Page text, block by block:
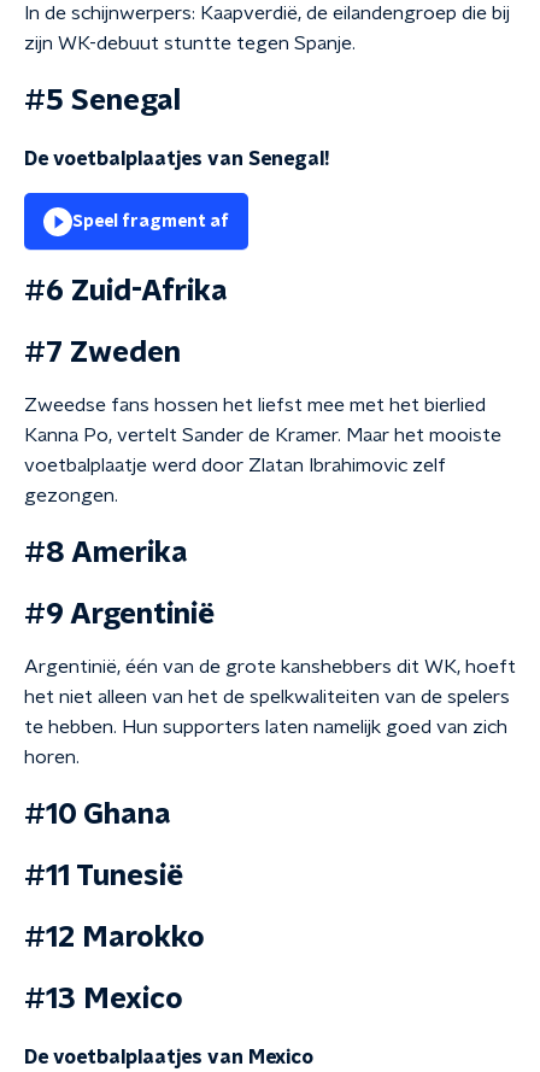
In de schijnwerpers: Kaapverdië, de eilandengroep die bij
zijn WK-debuut stuntte tegen Spanje.
#5 Senegal
De voetbalplaatjes van Senegal!
Speel fragment af
#6 Zuid-Afrika
#7 Zweden
Zweedse fans hossen het liefst mee met het bierlied
Kanna Po, vertelt Sander de Kramer. Maar het mooiste
voetbalplaatje werd door Zlatan Ibrahimovic zelf
gezongen.
#8 Amerika
#9 Argentinië
Argentinië, één van de grote kanshebbers dit WK, hoeft
het niet alleen van het de spelkwaliteiten van de spelers
te hebben. Hun supporters laten namelijk goed van zich
horen.
#10 Ghana
#11 Tunesië
#12 Marokko
#13 Mexico
De voetbalplaatjes van Mexico